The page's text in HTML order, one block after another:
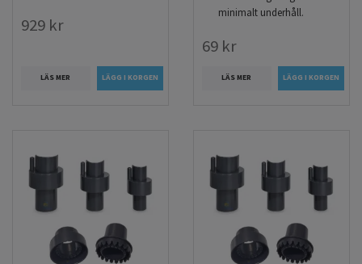
929 kr
LÄS MER
minimalt underhåll.
69 kr
LÄS MER